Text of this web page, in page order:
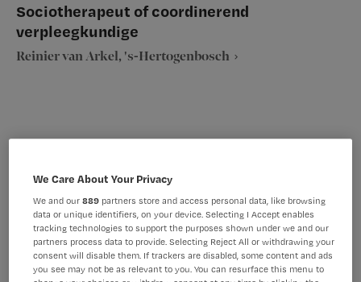
Sociotherapeut of coordinerend
verpleegkundige
Reinier van Arkel, 's-Hertogenbosch
Verpleegkunde
Ziekenhuis
AANSTELLING
Vaste aanstelling
PLAATSINGSDATUM
11 juni 2026
NIVEAU
HBO
We Care About Your Privacy
We and our889 partners store and access personal data, like browsing
data or unique identifiers, on your device. Selecting I Accept enables
tracking technologies to support the purposes shown under we and our
partners process data to provide. Selecting Reject All or withdrawing your
consent will disable them. If trackers are disabled, some content and ads
you see may not be as relevant to you. You can resurface this menu to